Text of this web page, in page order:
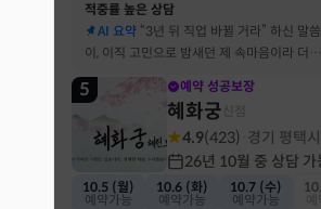
적중률 높은 상담
AI 요약 “3년 뒤 직업 바뀔 거라” 하신 말씀
이, 이직 고민으로 밤새던 제 속마음이라 더 신
기했어요
5 예약 성공보장
혜화궁
4.9(423) 경기 평택시
26년 10월 중 상담 가
10.5 (월)
예약가능
10.6 (화)
예약가능
10.7 (수)
예약가능